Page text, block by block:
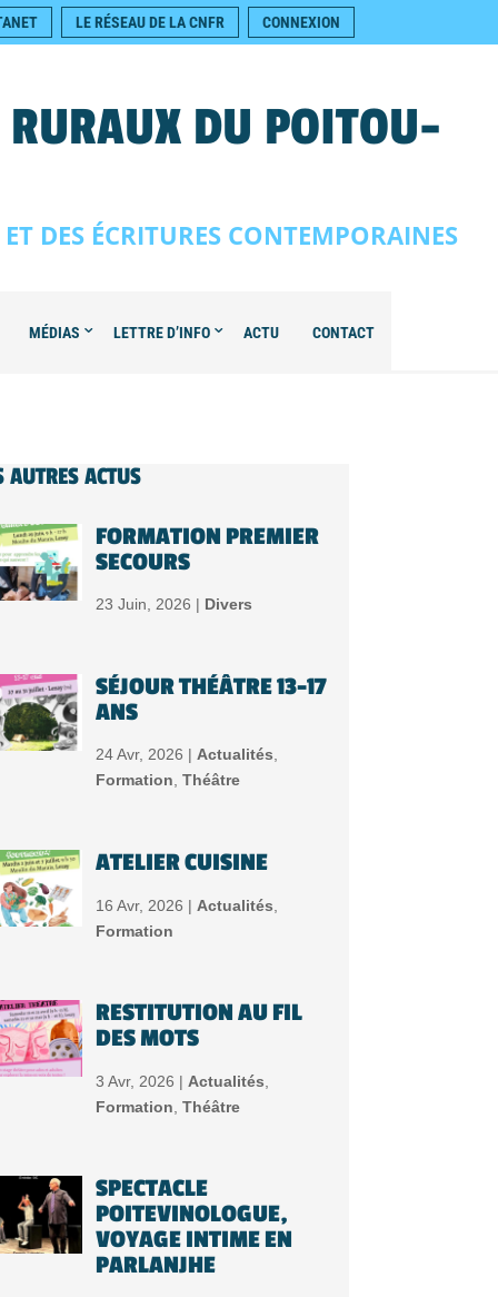
LE RÉSEAU DE LA CNFR CONNEXION
RURAUX DU POITOU-
DES ÉCRITURES CONTEMPORAINES
MÉDIAS LETTRE D’INFO ACTU CONTACT
AUTRES ACTUS
FORMATION PREMIER
SECOURS
23 Juin, 2026 | Divers
SÉJOUR THÉÂTRE 13-17
ANS
24 Avr, 2026 | Actualités,
Formation, Théâtre
ATELIER CUISINE
16 Avr, 2026 | Actualités
Formation
RESTITUTION AU FIL
DES MOTS
3 Avr, 2026 | Actualités
Formation Théâtre
SPECTACLE
POITEVINOLOGUE,
VOYAGE INTIME EN
PARLANJHE